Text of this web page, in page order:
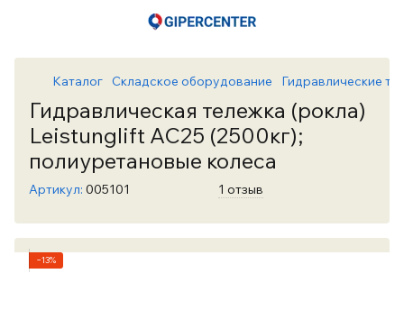
Каталог Складское оборудование Гидравлические
Гидравлическая тележка (рокла)
Leistunglift АС25 (2500кг);
полиуретановые колеса
Артикул: 005101 1 отзыв
−13%